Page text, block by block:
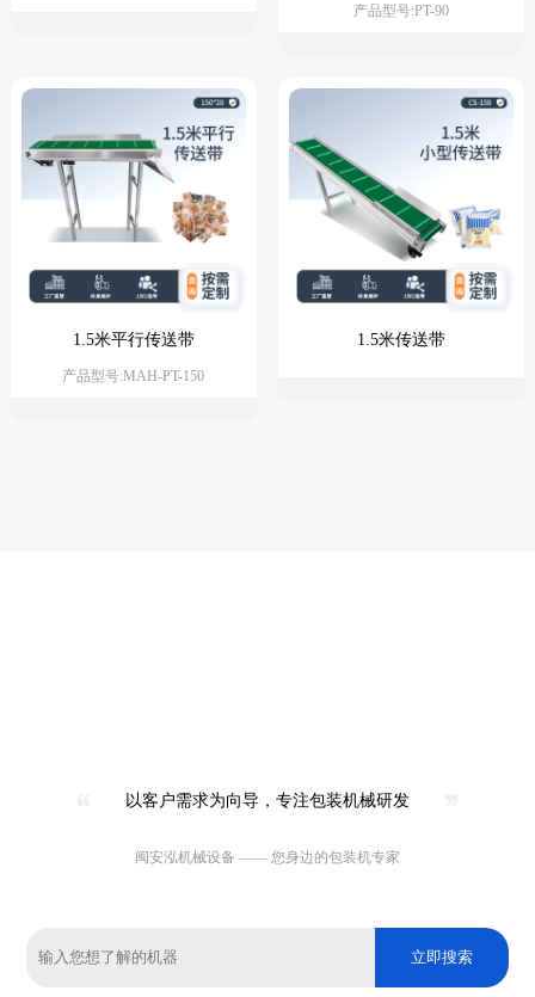
产品型号:PT-90
1.5米平行传送带
产品型号:MAH-PT-150
1.5米传送带
以客户需求为向导，专注包装机械研发
闽安泓机械设备 —— 您身边的包装机专家
立即搜索